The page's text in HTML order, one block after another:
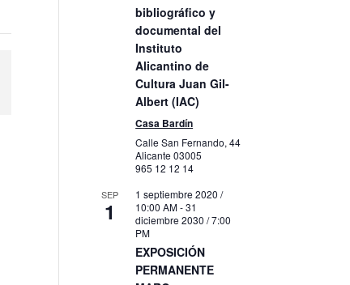
bibliográfico y
documental del
Instituto
Alicantino de
Cultura Juan Gil-
Albert (IAC)
Casa Bardín
Calle San Fernando, 44
Alicante03005
965 12 12 14
SEP
1
1 septiembre 2020 /
10:00 AM-31
diciembre 2030 / 7:00
PM
EXPOSICIÓN
PERMANENTE